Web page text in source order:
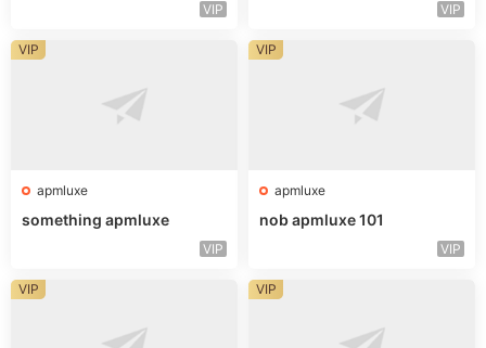
VIP VIP
apmluxe
something apmluxe
VIP
VIP
apmluxe
nob apmluxe 101
VIP
VIP
VIP VIP